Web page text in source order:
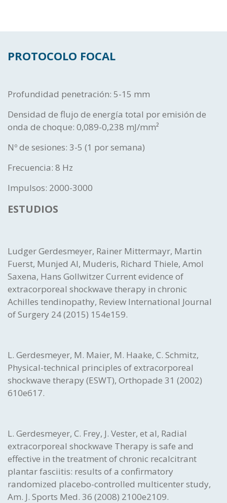
PROTOCOLO FOCAL
Profundidad penetración: 5-15 mm
Densidad de flujo de energía total por emisión de
onda de choque: 0,089-0,238 mJ/mm²
Nº de sesiones: 3-5 (1 por semana)
Frecuencia: 8 Hz
Impulsos: 2000-3000
ESTUDIOS
Ludger Gerdesmeyer, Rainer Mittermayr, Martin
Fuerst, Munjed Al, Muderis, Richard Thiele, Amol
Saxena, Hans Gollwitzer Current evidence of
extracorporeal shockwave therapy in chronic
Achilles tendinopathy, Review International Journal
of Surgery 24 (2015) 154e159.
L. Gerdesmeyer, M. Maier, M. Haake, C. Schmitz,
Physical-technical principles of extracorporeal
shockwave therapy (ESWT), Orthopade 31 (2002)
610e617.
L. Gerdesmeyer, C. Frey, J. Vester, et al, Radial
extracorporeal shockwave Therapy is safe and
effective in the treatment of chronic recalcitrant
plantar fasciitis: results of a confirmatory
randomized placebo-controlled multicenter study,
Am. J. Sports Med. 36 (2008) 2100e2109.